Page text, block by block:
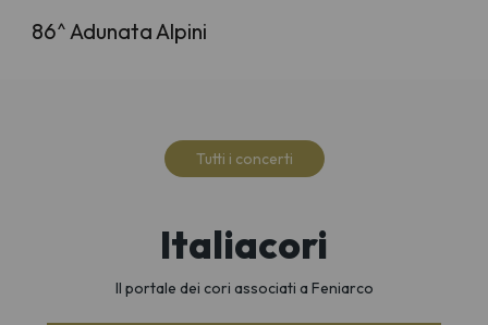
86^ Adunata Alpini
Tutti i concerti
Italiacori
Il portale dei cori associati a Feniarco